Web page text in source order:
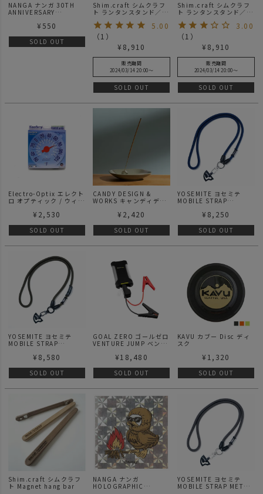
NANGA ナンガ 30TH
ANNIVERSARY
アニバーサリーステッカ
¥ 550
SOLD OUT
Shim.craft シムクラフ
ト ランタンスタンド／
IGAIGA
5.00
（1 ）
¥ 8,910
販売期間
2024/03/14 20:00〜
SOLD OUT
Shim.craft シムクラフ
ト ランタンスタンド／
SHIZUKU
3.00
（1 ）
¥ 8,910
販売期間
2024/03/14 20:00〜
SOLD OUT
Electro-Optix エレクト
ロ オプティック / ウィン
¥ 2,530
SOLD OUT
CANDY DESIGN &
WORKS キャンディデザ
Smoke Ring
¥ 2,420
SOLD OUT
YOSEMITE ヨセミテ
MOBILE STRAP
ップ マリン
¥ 8,250
SOLD OUT
YOSEMITE ヨセミテ
MOBILE STRAP
トラップ ミリタリーG
¥ 8,580
SOLD OUT
GOAL ZERO ゴールゼロ
VENTURE JUMP ベンチ
¥18,480
SOLD OUT
KAVU カブー Disc ディ
スク
¥ 1,320
SOLD OUT
Shim.craft シムクラフ
ト Magnet hang bar
NANGA ナンガ
HOLOGRAPHIC
YOSEMITE ヨセミテ
MOBILE STRAP METAL